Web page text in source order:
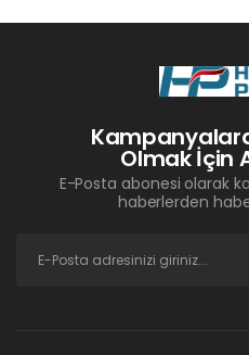
Olmak İçin
E-Posta abonesi olarak
haberlerden